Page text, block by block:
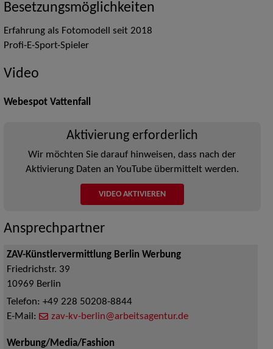
Besetzungsmöglichkeiten
Erfahrung als Fotomodell seit 2018
Profi-E-Sport-Spieler
Video
Webespot Vattenfall
Aktivierung erforderlich
Wir möchten Sie darauf hinweisen, dass nach der
Aktivierung Daten an YouTube übermittelt werden.
VIDEO AKTIVIEREN
Ansprechpartner
ZAV-Künstlervermittlung Berlin Werbung
Friedrichstr. 39
10969 Berlin
Telefon: +49 228 50208-8844
E-Mail:
zav-kv-berlin@arbeitsagentur.de
Werbung/Media/Fashion